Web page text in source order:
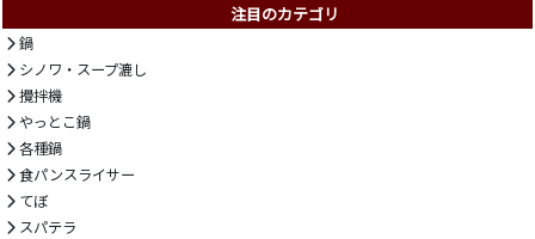
注目のカテゴリ
鍋
シノワ・スープ漉し
攪拌機
やっとこ鍋
各種鍋
食パンスライサー
てぼ
スパテラ